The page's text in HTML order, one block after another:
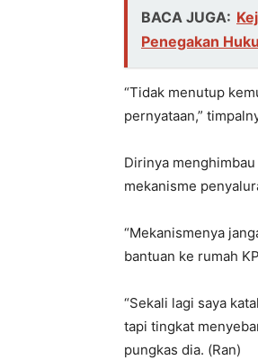
BACA JUGA:
Penegakan
“Tidak menutup
pernyataan,”
Dirinya
mekanisme
“Mekanismenya
bantuan ke rumah
“Sekali lagi saya
tapi tingkat
pungkas dia. (Ran)